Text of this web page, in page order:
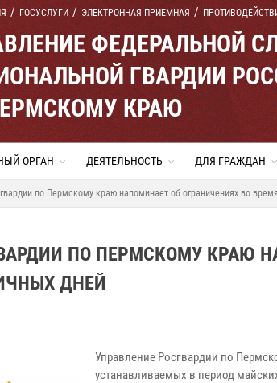
ГОСУСЛУГИ ЭЛЕКТРОННАЯ ПРИЕМНАЯ
ФЕДЕРАЛЬНОЙ
ГВАРДИИ
КРАЮ
ОРГАН ДЕЯТЕЛЬНОСТЬ ДЛЯ ГРАЖДАН
по Пермскому краю напоминает об ограничениях во
ПО ПЕРМСКОМУ КРАЮ
ДНЕЙ
Управление Росгвардии по
устанавливаемых в период